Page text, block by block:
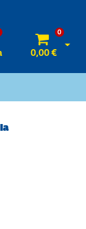
0
0,00 €